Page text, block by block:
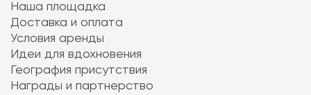
Наша площадка
Доставка и оплата
Условия аренды
Идеи для вдохновения
География присутствия
Награды и партнерство